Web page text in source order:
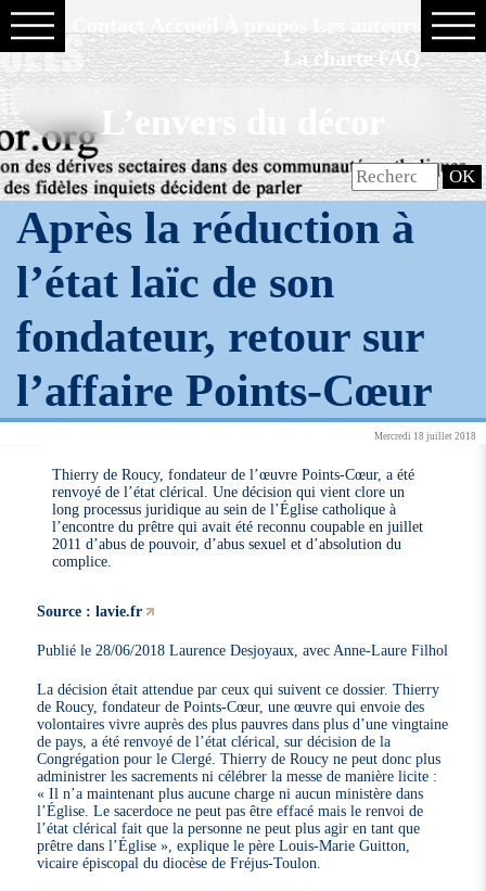
La charte FAQ
L’envers du décor
Après la réduction à
l’état laïc de son
fondateur, retour sur
l’affaire Points-Cœur
Mercredi 18 juillet 2018
Thierry de Roucy, fondateur de l’œuvre Points-Cœur, a été
renvoyé de l’état clérical. Une décision qui vient clore un
long processus juridique au sein de l’Église catholique à
l’encontre du prêtre qui avait été reconnu coupable en juillet
2011 d’abus de pouvoir, d’abus sexuel et d’absolution du
complice.
Source : lavie.fr
Publié le 28/06/2018 Laurence Desjoyaux, avec Anne-Laure Filhol
La décision était attendue par ceux qui suivent ce dossier. Thierry
de Roucy, fondateur de Points-Cœur, une œuvre qui envoie des
volontaires vivre auprès des plus pauvres dans plus d’une vingtaine
de pays, a été renvoyé de l’état clérical, sur décision de la
Congrégation pour le Clergé. Thierry de Roucy ne peut donc plus
administrer les sacrements ni célébrer la messe de manière licite :
« Il n’a maintenant plus aucune charge ni aucun ministère dans
l’Église. Le sacerdoce ne peut pas être effacé mais le renvoi de
l’état clérical fait que la personne ne peut plus agir en tant que
prêtre dans l’Église », explique le père Louis-Marie Guitton,
vicaire épiscopal du diocèse de Fréjus-Toulon.